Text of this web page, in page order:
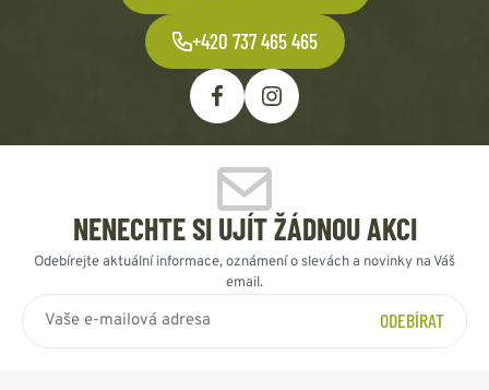
+420 737 465 465
NENECHTE SI UJÍT ŽÁDNOU AKCI
Odebírejte aktuální informace, oznámení o slevách a novinky na Váš
email.
ODEBÍRAT